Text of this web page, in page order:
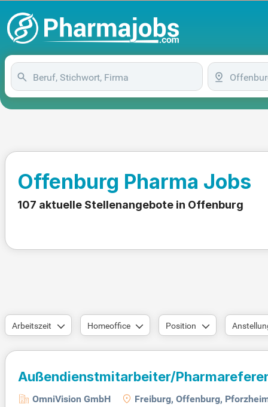
Offenburg Pharma Jobs
107 aktuelle Stellenangebote in Offenburg
Arbeitszeit Homeoffice Position
Außendienstmitarbeiter/
Offenburg, Pforzheim, Stuttgart,
OmniVision GmbH
Freiburg, Offenburg,